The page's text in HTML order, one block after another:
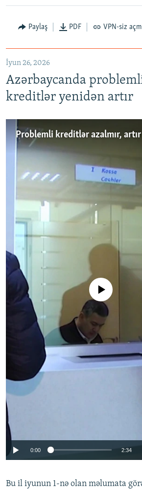
Auto 240p 360p
720p 1080p
Paylaş PDF VPN-siz
İyun 26, 2026
Azərbaycanda
kreditlər yenidən artır
Problemli kreditlər azalmır, artır
No media source currently
0:00 2:34
Bu il iyunun 1-nə olan məlumata